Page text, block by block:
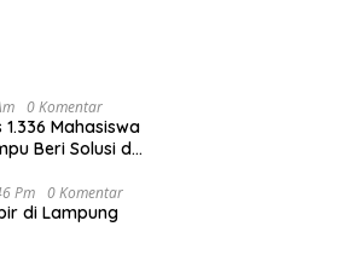
0 Komentar
Mahasiswa
Beri Solusi dan
Pm 0 Komentar
di Lampung